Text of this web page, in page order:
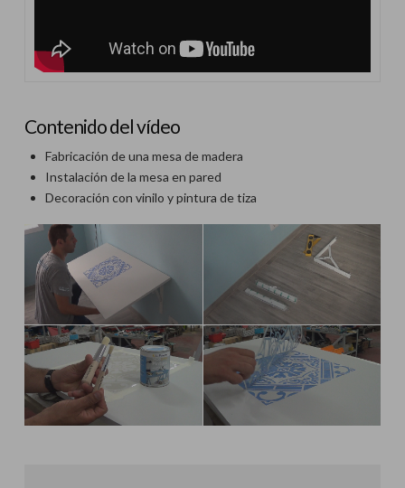
Contenido del vídeo
Fabricación de una mesa de madera
Instalación de la mesa en pared
Decoración con vinilo y pintura de tiza